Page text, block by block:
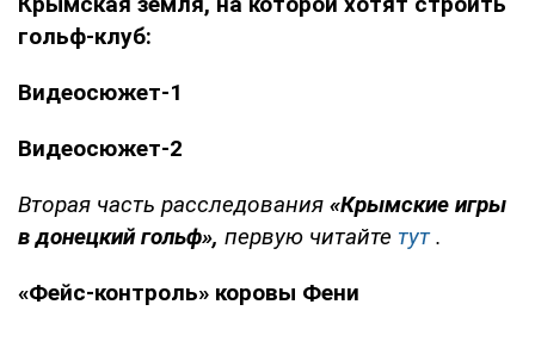
гольф-клуб:
Видеосюжет-1
Видеосюжет-2
Вторая часть расследования «Крымские игры
в донецкий гольф», первую читайте тут.
«Фейс-контроль» коровы Фени